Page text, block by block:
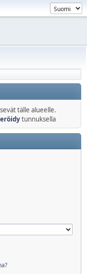
tälle alueelle.
tunnuksella